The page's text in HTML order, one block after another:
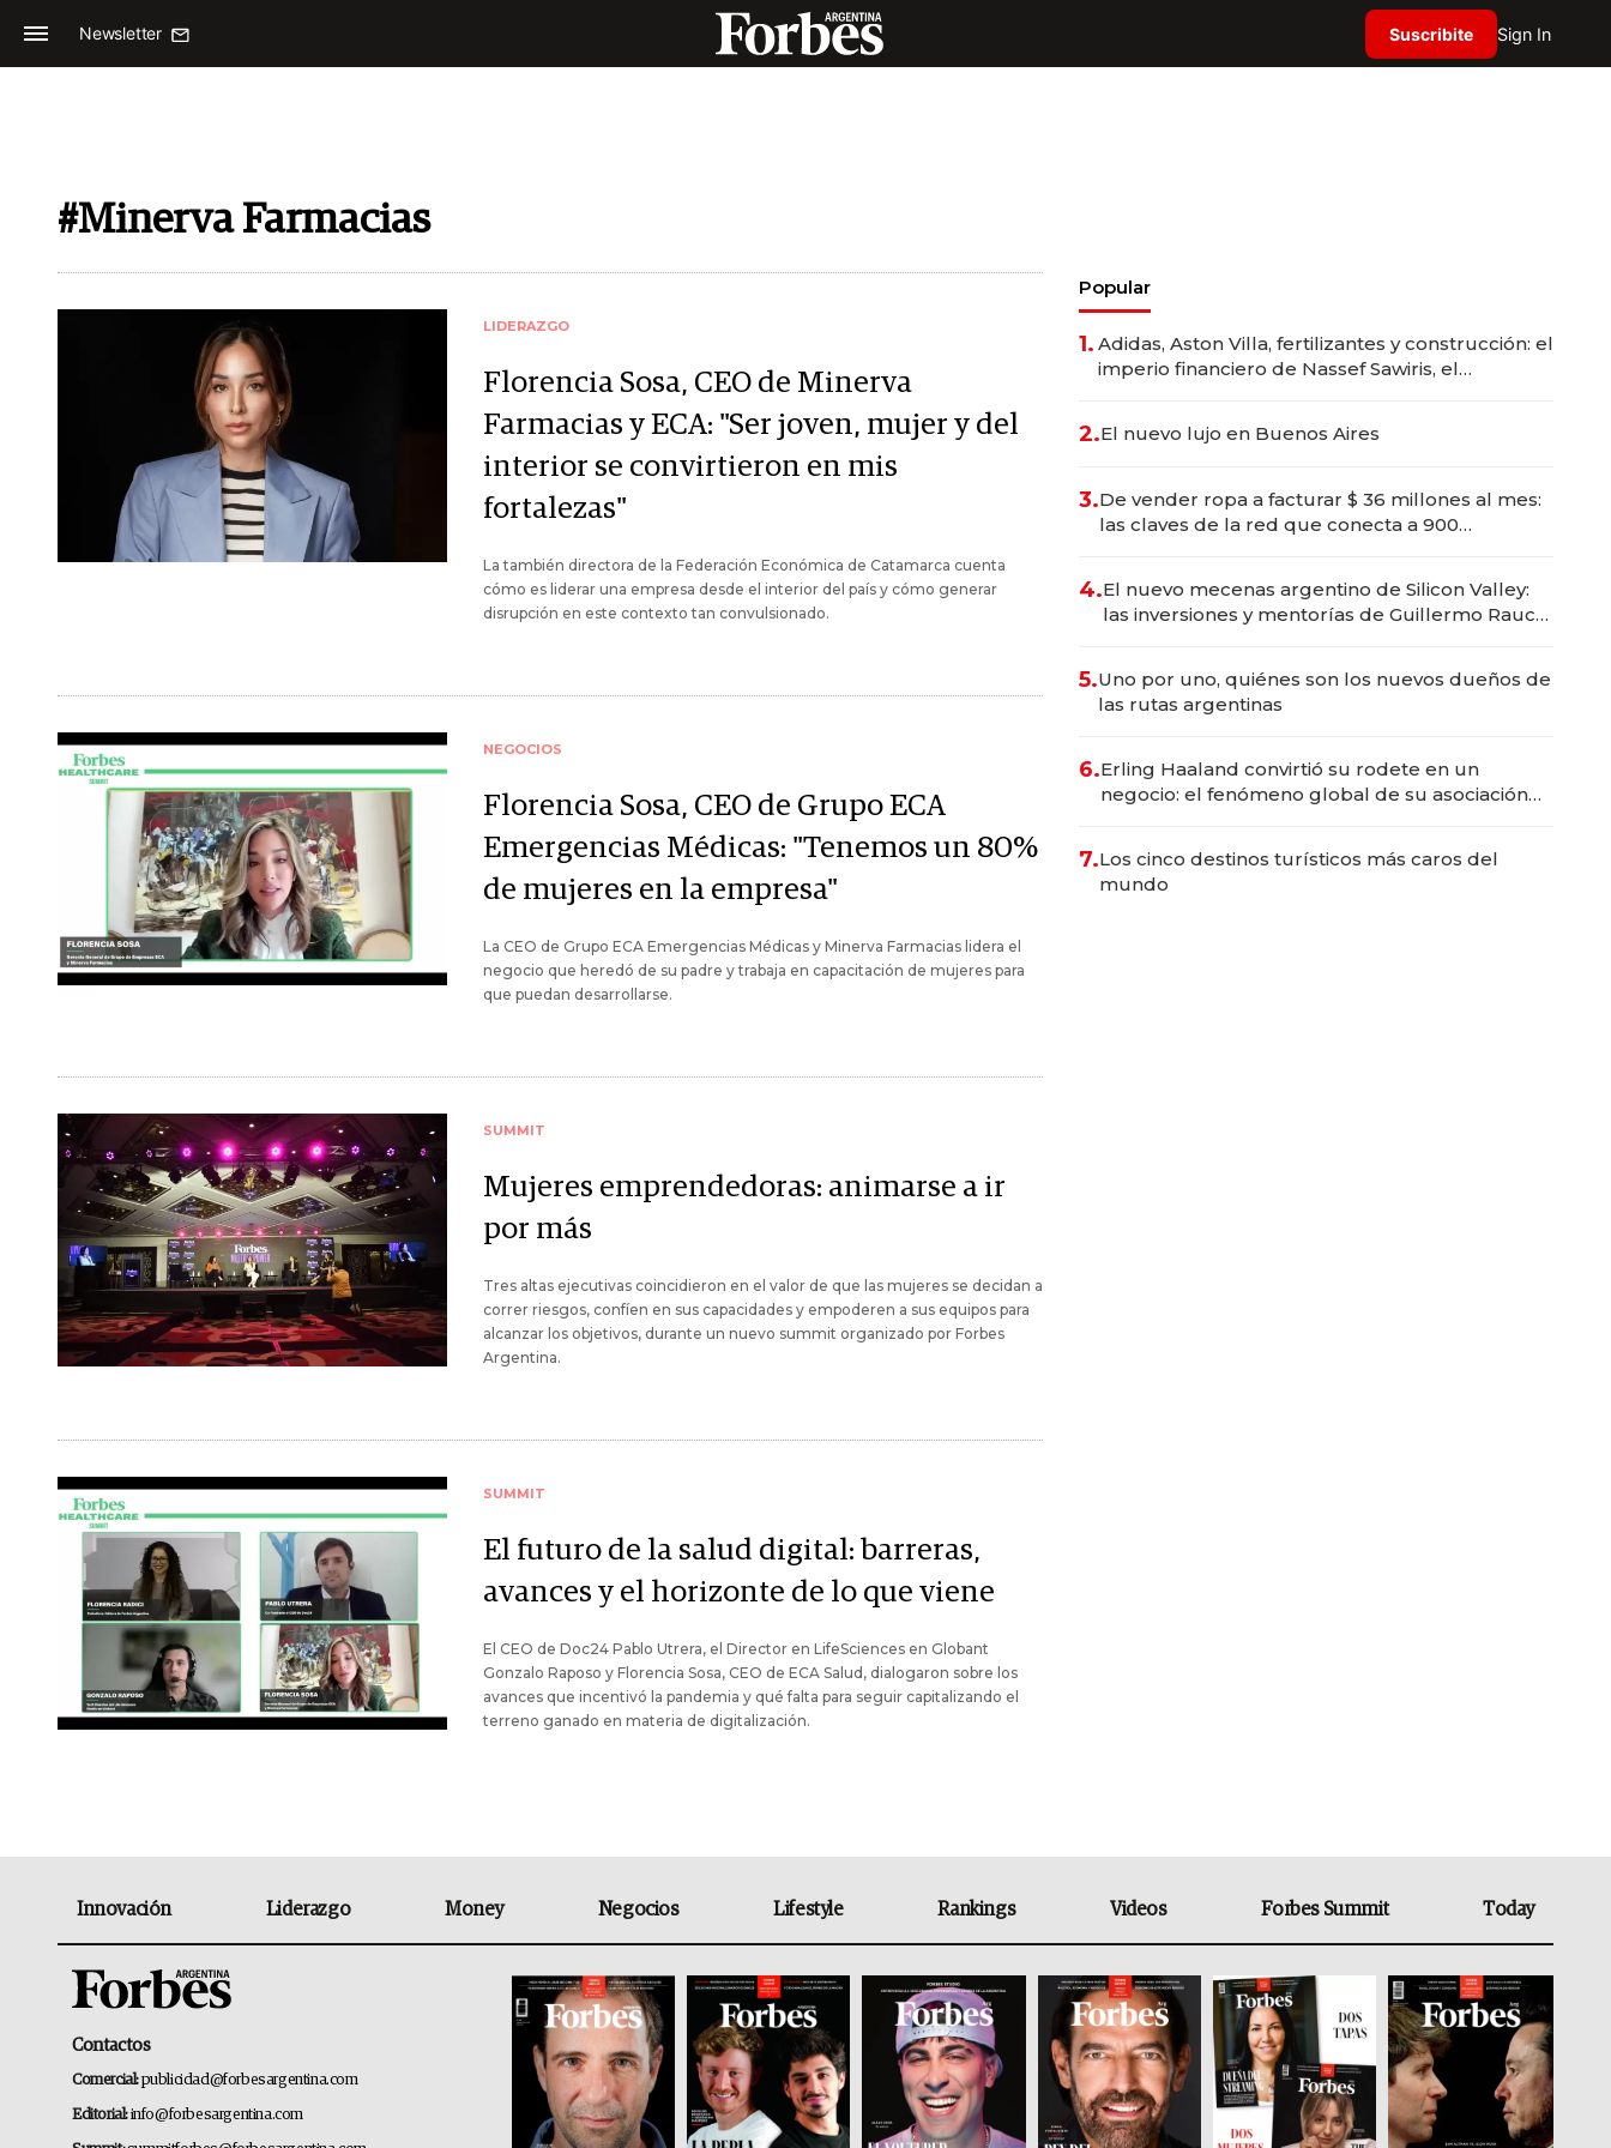
Newsletter Suscribite Sign In
#Minerva Farmacias
LIDERAZGO
Florencia Sosa, CEO de Minerva
Farmacias y ECA: "Ser joven, mujer y del
interior se convirtieron en mis
fortalezas"
La también directora de la Federación Económica de Catamarca cuenta
cómo es liderar una empresa desde el interior del país y cómo generar
disrupción en este contexto tan convulsionado.
NEGOCIOS
Florencia Sosa, CEO de Grupo ECA
Emergencias Médicas: "Tenemos un 80%
de mujeres en la empresa"
La CEO de Grupo ECA Emergencias Médicas y Minerva Farmacias lidera el
negocio que heredó de su padre y trabaja en capacitación de mujeres para
que puedan desarrollarse.
SUMMIT
Mujeres emprendedoras: animarse a ir
por más
Tres altas ejecutivas coincidieron en el valor de que las mujeres se decidan a
correr riesgos, confíen en sus capacidades y empoderen a sus equipos para
alcanzar los objetivos, durante un nuevo summit organizado por Forbes
Argentina.
SUMMIT
El futuro de la salud digital: barreras,
avances y el horizonte de lo que viene
El CEO de Doc24 Pablo Utrera, el Director en LifeSciences en Globant
Gonzalo Raposo y Florencia Sosa, CEO de ECA Salud, dialogaron sobre los
avances que incentivó la pandemia y qué falta para seguir capitalizando el
terreno ganado en materia de digitalización.
Popular
1. Adidas, Aston Villa, fertilizantes y construcción: el
imperio financiero de Nassef Sawiris, el
2.El nuevo lujo en Buenos Aires
3.De vender ropa a facturar $ 36 millones al mes:
las claves de la red que conecta a 900
4.El nuevo mecenas argentino de Silicon Valley:
las inversiones y mentorías de Guillermo Rauch
5.Uno por uno, quiénes son los nuevos dueños de
las rutas argentinas
6.Erling Haaland convirtió su rodete en un
negocio: el fenómeno global de su asociación
7.Los cinco destinos turísticos más caros del
mundo
Innovación Liderazgo Money Negocios Lifestyle Rankings Videos Forbes Summit Today
Contactos
Comercial:publicidad@forbesargentina.com
Editorial:info@forbesargentina.com